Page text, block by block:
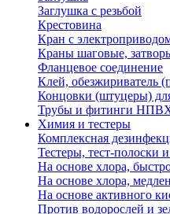
Заглушка с резьбой
Крестовина
Кран с
Краны шаговые,
Фланцевое соединение
Клей, обезжириватель
Концовки (штуцеры)
Трубы и фитинги
Химия и тестеры
Комплексная
Тестеры, тест-полоски
На основе хлора,
На основе хлора,
На основе активного
Против водорослей и